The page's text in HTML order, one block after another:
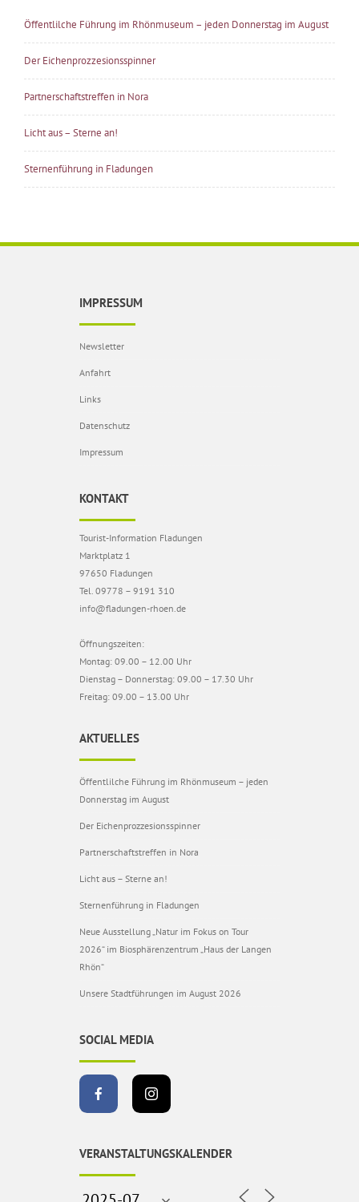
Öffentlilche Führung im Rhönmuseum – jeden Donnerstag im August
Der Eichenprozzesionsspinner
Partnerschaftstreffen in Nora
Licht aus – Sterne an!
Sternenführung in Fladungen
IMPRESSUM
Newsletter
Anfahrt
Links
Datenschutz
Impressum
KONTAKT
Tourist-Information Fladungen
Marktplatz 1
97650 Fladungen
Tel. 09778 – 9191 310
info@fladungen-rhoen.de
Öffnungszeiten:
Montag: 09.00 – 12.00 Uhr
Dienstag – Donnerstag: 09.00 – 17.30 Uhr
Freitag: 09.00 – 13.00 Uhr
AKTUELLES
Öffentlilche Führung im Rhönmuseum – jeden
Donnerstag im August
Der Eichenprozzesionsspinner
Partnerschaftstreffen in Nora
Licht aus – Sterne an!
Sternenführung in Fladungen
Neue Ausstellung „Natur im Fokus on Tour
2026“ im Biosphärenzentrum „Haus der Langen
Rhön“
Unsere Stadtführungen im August 2026
SOCIAL MEDIA
VERANSTALTUNGSKALENDER